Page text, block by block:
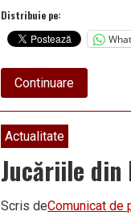
Distribuie pe:
Continuareabout
TRAGEDIE
în
bărbat
a
murit
ars
într-
Actualitate
Jucăriile
Scris deComunicat de